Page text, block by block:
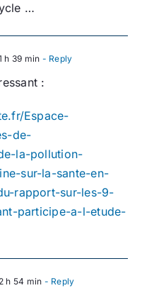
…
h 39 min - Reply
:
Espace-
de-
la-pollution-
sur-la-sante-en-
rapport-sur-les-9-
participe-a-l-etude-
h 54 min - Reply